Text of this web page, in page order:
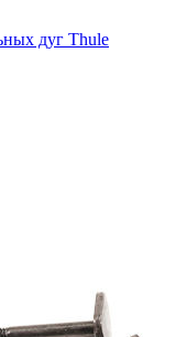
дуг Thule